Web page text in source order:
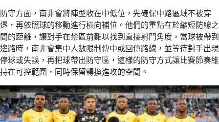
防守方面，南非會將陣型收在中低位，先確保中路區域不被穿
透，再依照球的移動進行橫向補位。他們的重點在於縮短防線之
間的距離，讓對手在禁區前難以找到直接射門角度，當球被帶到
邊路時，南非會集中人數限制傳中或回傳路線，並等待對手出現
停球或失誤，再把球帶出防守區，這樣的防守方式讓比賽節奏維
持在可控範圍，同時保留轉換進攻的空間。